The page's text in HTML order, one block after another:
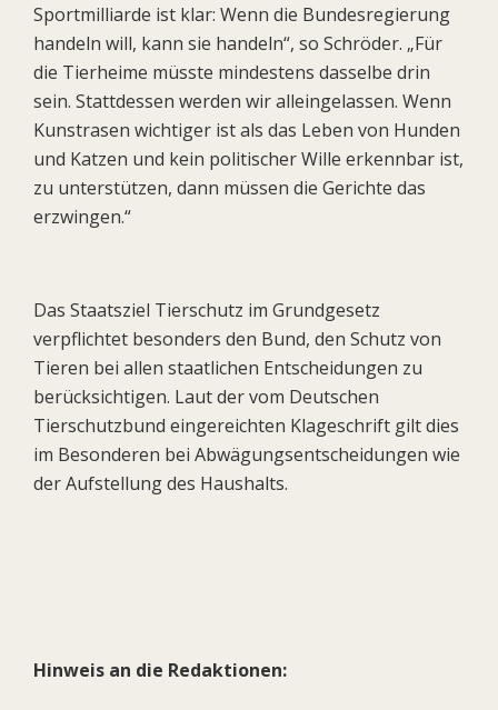
Sportmilliarde ist klar: Wenn die Bundesregierung
handeln will, kann sie handeln“, so Schröder. „Für
die Tierheime müsste mindestens dasselbe drin
sein. Stattdessen werden wir alleingelassen. Wenn
Kunstrasen wichtiger ist als das Leben von Hunden
und Katzen und kein politischer Wille erkennbar ist,
zu unterstützen, dann müssen die Gerichte das
erzwingen.“
Das Staatsziel Tierschutz im Grundgesetz
verpflichtet besonders den Bund, den Schutz von
Tieren bei allen staatlichen Entscheidungen zu
berücksichtigen. Laut der vom Deutschen
Tierschutzbund eingereichten Klageschrift gilt dies
im Besonderen bei Abwägungsentscheidungen wie
der Aufstellung des Haushalts.
Hinweis an die Redaktionen: